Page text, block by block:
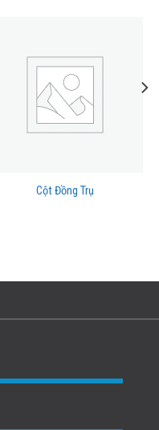
Cột Đồng Trụ